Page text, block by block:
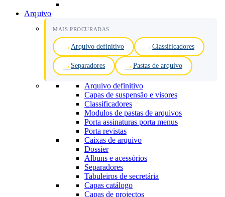
Arquivo
MAIS PROCURADAS
Arquivo definitivo Classificadores
Separadores Pastas de arquivo
Arquivo definitivo
Capas de suspensão e visores
Classificadores
Modulos de pastas de arquivos
Porta assinaturas porta menus
Porta revistas
Caixas de arquivo
Dossier
Albuns e acessórios
Separadores
Tabuleiros de secretária
Capas catálogo
Capas de projectos